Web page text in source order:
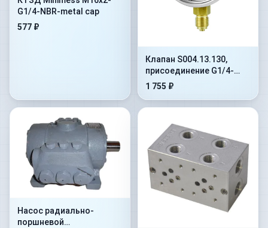
G1/4-NBR-metal cap
577 ₽
Клапан S004.13.130,
присоединение G1/4-
G1/4, наружная
1 755 ₽
Насос радиально-
поршневой